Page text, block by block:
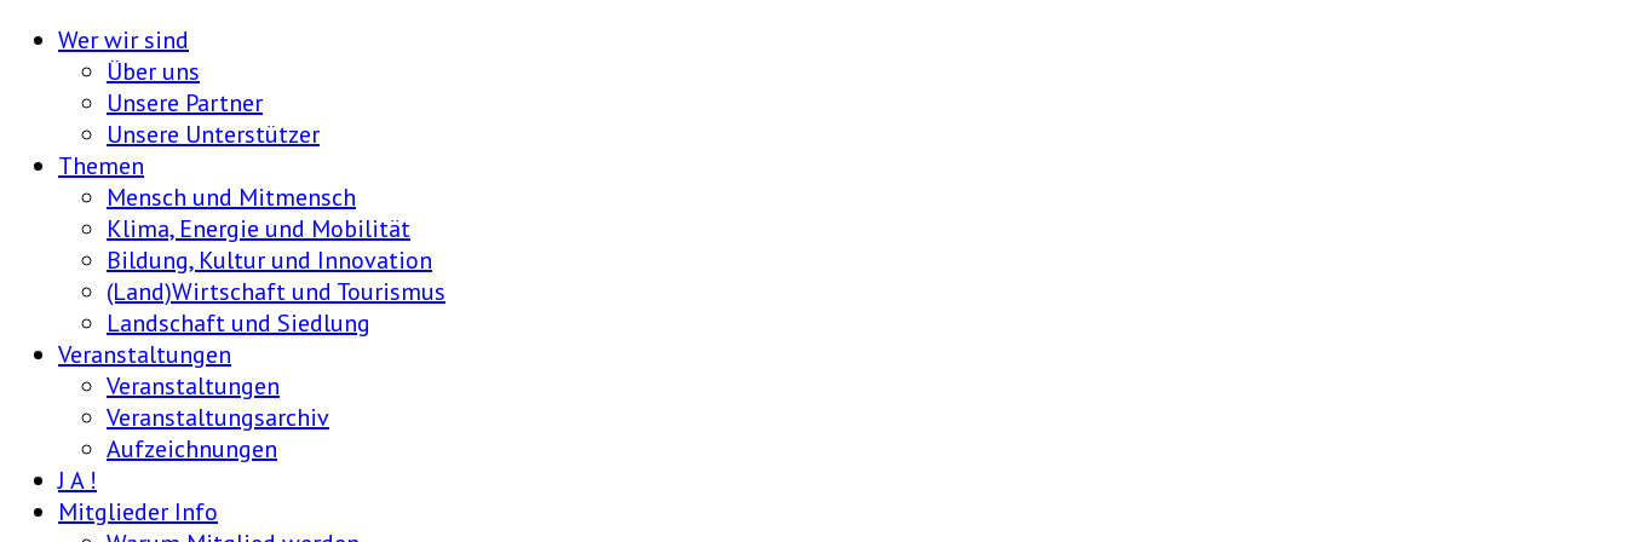
Wer wir sind
Über uns
Unsere Partner
Unsere Unterstützer
Themen
Mensch und Mitmensch
Klima, Energie und Mobilität
Bildung, Kultur und Innovation
(Land)Wirtschaft und Tourismus
Landschaft und Siedlung
Veranstaltungen
Veranstaltungen
Veranstaltungsarchiv
Aufzeichnungen
J A !
Mitglieder Info